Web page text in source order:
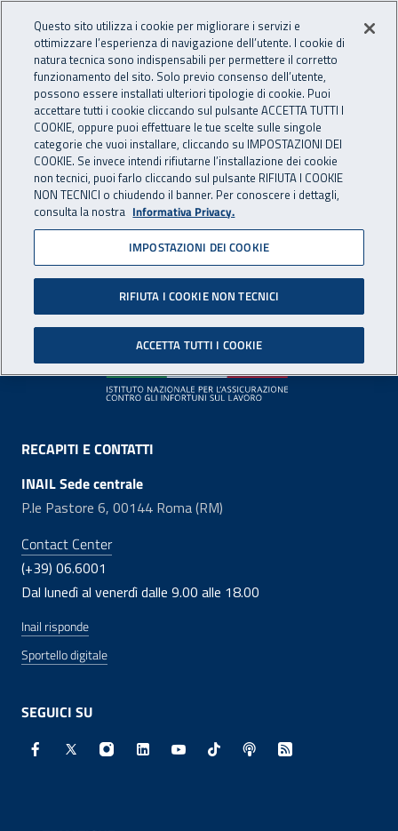
INAIL - Istituto Nazionale
Apri cerca
Navigazione principale
Pagina non disponibile
Il contenuto non è stato trovato. Per continuare la
navigazione è possibile ritornare alla
Footer
RECAPITI E CONTATTI
INAIL Sede centrale
P.le Pastore 6, 00144 Roma (RM)
Contact Center
(+39) 06.6001
Dal lunedì al venerdì dalle 9.00 alle 18.00
Inail risponde
Sportello digitale
SEGUICI SU
Facebook - Sito esterno - Apertura in nuova finestra
X - Sito esterno - Apertura in nuova finestra
Instagram - Sito esterno - Apertura in
Linkedin - Sito esterno - Apertura in
Youtube - Sito esterno -
TikTok - Sito esterno -
Spreaker - Sito
Feed RSS -
Questo sito utilizza i cookie per migliorare i servizi e
ottimizzare l’esperienza di navigazione dell’utente. I cookie di
natura tecnica sono indispensabili per permettere il corretto
funzionamento del sito. Solo previo consenso dell’utente,
possono essere installati ulteriori tipologie di cookie. Puoi
accettare tutti i cookie cliccando sul pulsante ACCETTA TUTTI I
COOKIE, oppure puoi effettuare le tue scelte sulle singole
categorie che vuoi installare, cliccando su IMPOSTAZIONI DEI
COOKIE. Se invece intendi rifiutarne l’installazione dei cookie
non tecnici, puoi farlo cliccando sul pulsante RIFIUTA I COOKIE
NON TECNICI o chiudendo il banner. Per conoscere i dettagli,
consulta la nostra Informativa Privacy.
IMPOSTAZIONI DEI COOKIE
RIFIUTA I COOKIE NON TECNICI
ACCETTA TUTTI I COOKIE